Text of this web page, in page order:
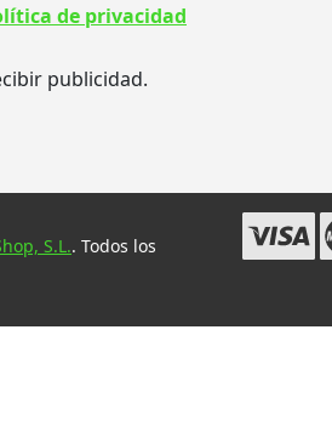
de privacidad
publicidad.
S.L.. Todos los